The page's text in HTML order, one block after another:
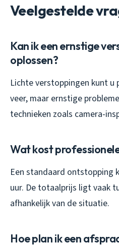
Veelgestelde
Kan ik een ernstige
oplossen?
Lichte verstoppingen kunt u
veer, maar ernstige
technieken zoals camera-
Wat kost
Een standaard ontstopping
uur. De totaalprijs ligt vaak
afhankelijk van de situatie.
Hoe plan ik een